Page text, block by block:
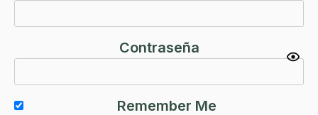
Contraseña
Remember Me